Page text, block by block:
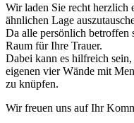
Wir laden Sie recht herzlich
ähnlichen Lage
Da alle persönlich betroffen
Raum für Ihre Trauer.
Dabei kann es hilfreich
eigenen vier Wände mit
zu knüpfen.
Wir freuen uns auf Ihr